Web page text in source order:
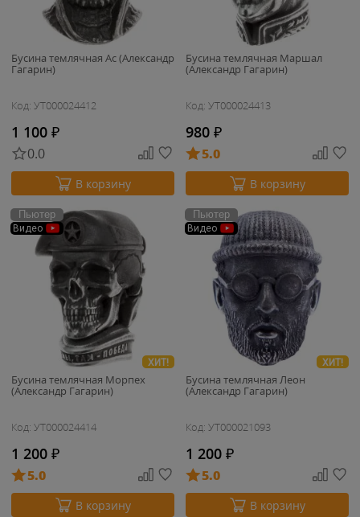
Бусина темлячная Ас (Александр
Гагарин)
Код: УТ000024412
1 100 ₽
0.0
В корзину
Бусина темлячная Маршал
(Александр Гагарин)
Код: УТ000024413
980 ₽
5.0
В корзину
Пьютер
Видео
ХИТ!
Бусина темлячная Морпех
(Александр Гагарин)
Код: УТ000024414
1 200 ₽
5.0
В корзину
Пьютер
Видео
ХИТ!
Бусина темлячная Леон
(Александр Гагарин)
Код: УТ000021093
1 200 ₽
5.0
В корзину